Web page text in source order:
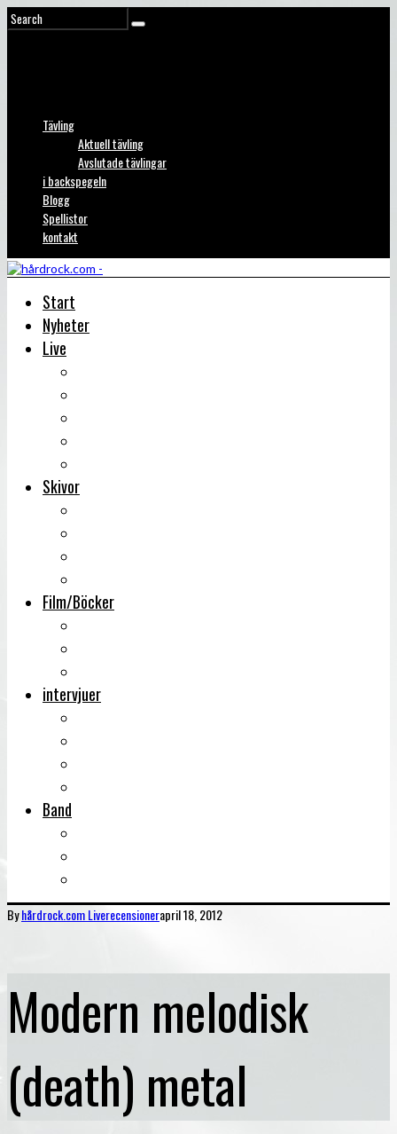
Tävling
Aktuell tävling
Avslutade tävlingar
i backspegeln
Blogg
Spellistor
kontakt
Start
Nyheter
Live
Skivor
Film/Böcker
intervjuer
Band
Byhårdrock.comLiverecensionerapril 18, 2012
Modern melodisk
(death) metal